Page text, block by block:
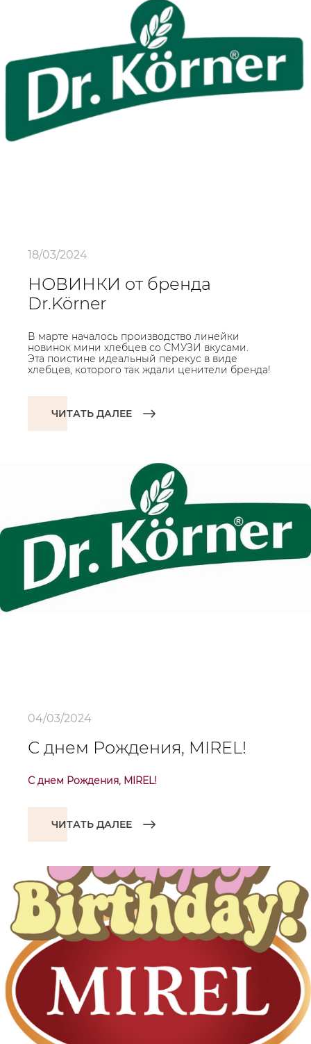
18/03/2024
НОВИНКИ от бренда
Dr.Körner
В марте началось производство линейки
новинок мини хлебцев со СМУЗИ вкусами.
Эта поистине идеальный перекус в виде
хлебцев, которого так ждали ценители бренда!
ЧИТАТЬ ДАЛЕЕ
04/03/2024
С днем Рождения, MIREL!
С днем Рождения, MIREL!
ЧИТАТЬ ДАЛЕЕ